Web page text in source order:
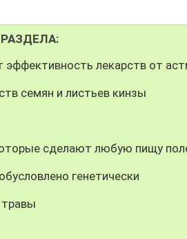
лекарств от
семян и листьев кинзы
сделают любую пищу
генетически